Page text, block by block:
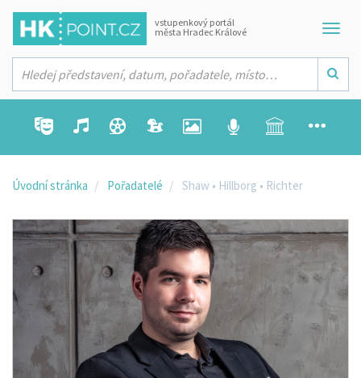
vstupenkový portál
města Hradec Králové
Úvodní stránka Pořadatelé Shaw • Hillborg • Richter